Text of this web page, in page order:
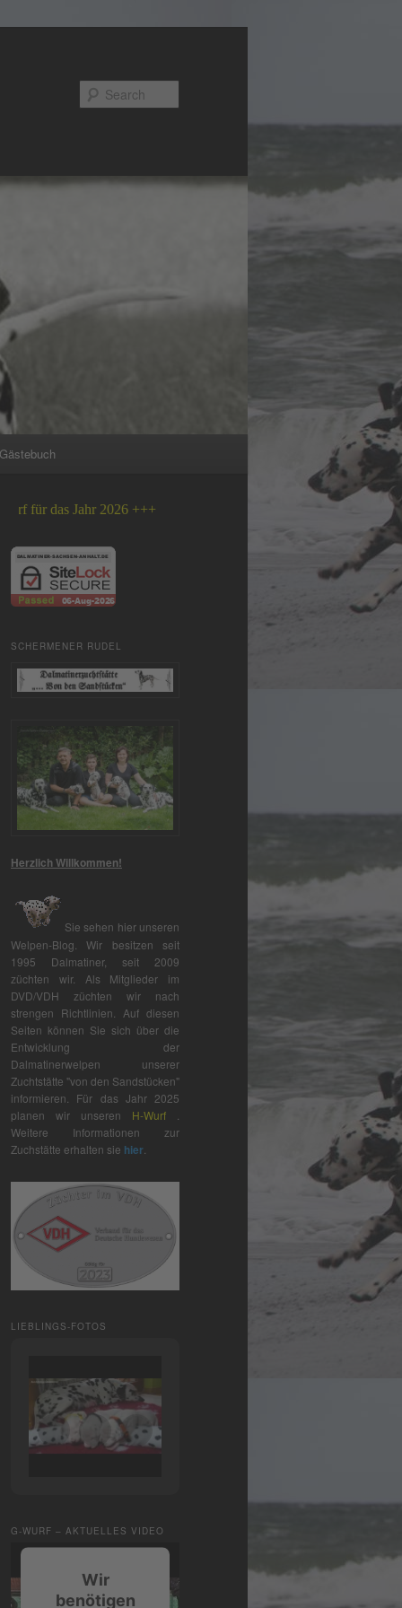
Gästebuch
Jahr 2026 +++
SCHERMENER RUDEL
Herzlich Willkommen!
Sie sehen hier unseren
Welpen-Blog. Wir besitzen seit
1995 Dalmatiner, seit 2009
züchten wir. Als Mitglieder im
DVD/VDH züchten wir nach
strengen Richtlinien. Auf diesen
Seiten können Sie sich über die
Entwicklung der
Dalmatinerwelpen unserer
Zuchtstätte "von den Sandstücken"
informieren. Für das Jahr 2025
planen wir unseren H-Wurf
Weitere Informationen zur
Zuchstätte erhalten sie hier
LIEBLINGS-FOTOS
G-WURF – AKTUELLES VIDEO
Wir
benötigen